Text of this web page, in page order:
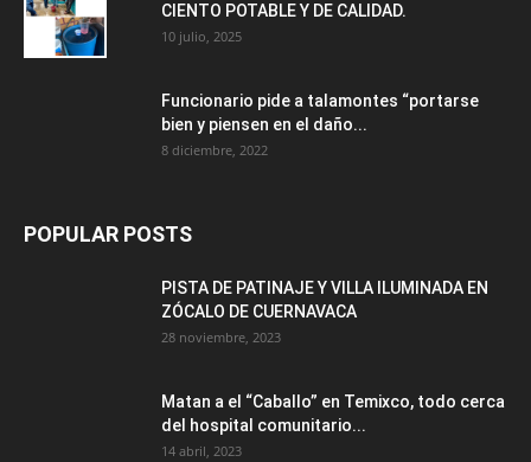
CIENTO POTABLE Y DE CALIDAD.
10 julio, 2025
Funcionario pide a talamontes “portarse
bien y piensen en el daño...
8 diciembre, 2022
POPULAR POSTS
PISTA DE PATINAJE Y VILLA ILUMINADA EN
ZÓCALO DE CUERNAVACA
28 noviembre, 2023
Matan a el “Caballo” en Temixco, todo cerca
del hospital comunitario...
14 abril, 2023